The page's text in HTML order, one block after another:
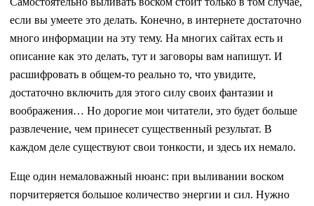
если вы умеете это делать. Конечно, в интернете достаточно
много информации на эту тему. На многих сайтах есть и
описание как это делать, тут и заговоры вам напишут. И
расшифровать в общем-то реально то, что увидите,
достаточно включить для этого силу своих фантазии и
воображения… Но дорогие мои читатели, это будет больше
развлечение, чем принесет существенный результат. В
каждом деле существуют свои тонкости, и здесь их немало.
Еще один немаловажный нюанс: при выливании воском
порчитеряется большое количество энергии и сил. Нужно